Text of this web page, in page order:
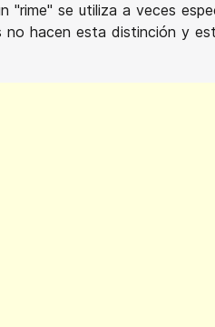
se utiliza a veces
hacen esta distinción y